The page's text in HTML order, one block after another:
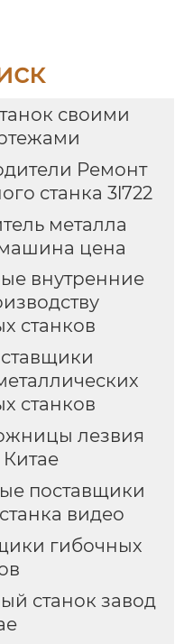
своими
Ремонт
станка 3l722
металла
цена
внутренние
станков
станков
лезвия
поставщики
видео
гибочных
станок завод